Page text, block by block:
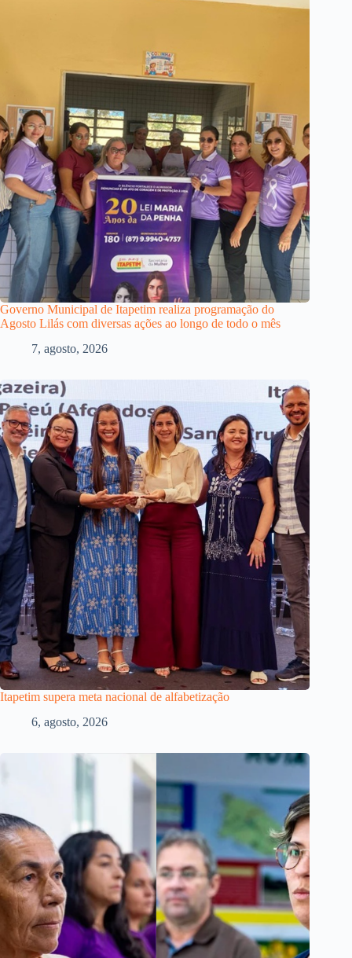
Governo Municipal de Itapetim realiza programação do
Agosto Lilás com diversas ações ao longo de todo o mês
7, agosto, 2026
Itapetim supera meta nacional de alfabetização
6, agosto, 2026